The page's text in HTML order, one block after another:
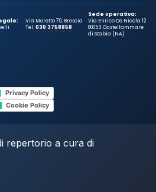
Via Moretto 70, Brescia
Tel.030 3758858
Sede operativa:
Via Enrico De Nicola 12
80053 Castellammare
di Stabia (NA)
Privacy Policy
Cookie Policy
repertorio a cura di